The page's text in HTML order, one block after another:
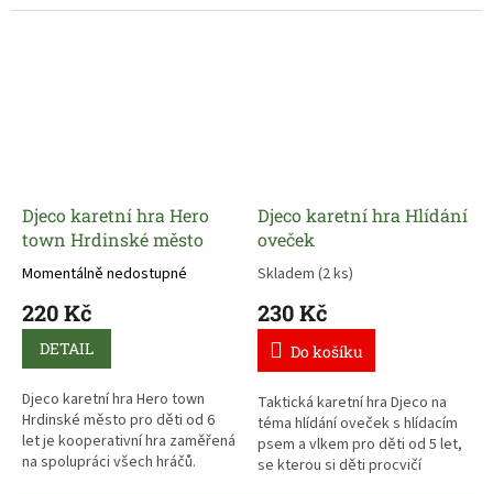
Djeco karetní hra Hero
town Hrdinské město
Momentálně nedostupné
220 Kč
DETAIL
Djeco karetní hra Hero town
Hrdinské město pro děti od 6
letje kooperativní hra zaměřená
na spolupráci všech hráčů.
Djeco karetní hra Hlídání
oveček
Skladem (2 ks)
230 Kč
Do košíku
Taktická karetní hra Djeco na
téma hlídání oveček s hlídacím
psem a vlkem pro děti od 5 let,
se kterou si děti procvičí